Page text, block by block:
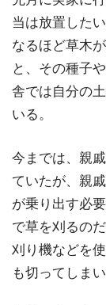
当は放置した
なるほど草木
と、その種子
舎では自分の
いる。
今までは、親
ていたが、親
が乗り出す必
で草を刈るの
刈り機などを
も切ってしま